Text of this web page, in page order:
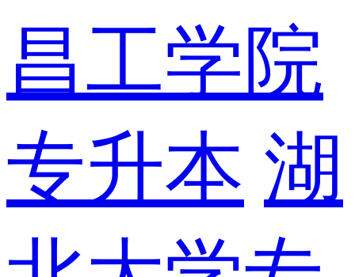
昌工学院
专升本 湖